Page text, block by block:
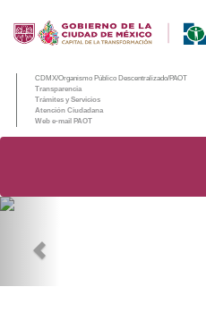
CDMX/Organismo Público Descentralizado/PAOT
Transparencia
Trámites y Servicios
Atención Ciudadana
Web e-mail PAOT